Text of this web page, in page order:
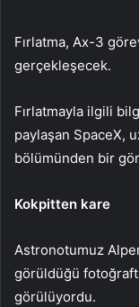
Fırlatma, Ax-3
gerçekleşecek.
Fırlatmayla ilgili
paylaşan SpaceX,
bölümünden bir
Kokpitten kare
Astronotumuz
görüldüğü
görülüyordu.